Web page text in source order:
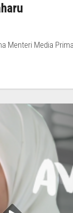
Menteri Media